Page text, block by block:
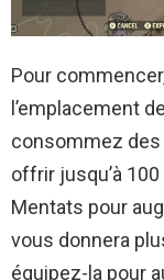
Pour
l’emplacement
consommez des
offrir jusqu’à 100
Mentats pour
vous donnera
équipez-la pour